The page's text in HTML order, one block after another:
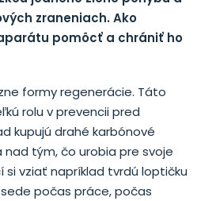
zraneniach. Ako
pomôcť a chrániť ho
formy regenerácie. Táto
rolu v prevencii pred
kupujú drahé karbónové
nad tým, čo urobia pre svoje
vziať napríklad tvrdú loptičku
počas práce, počas